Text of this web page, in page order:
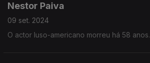
Nestor Paiva
09 set. 2024
O actor luso-americano morreu há 58 anos.